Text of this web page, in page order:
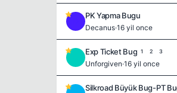
PK Yapma Bugu
Decanus·16 yil once
Exp Ticket Bug 1 2 3
Unforgiven·16 yil once
Silkroad Büyük Bug-PT